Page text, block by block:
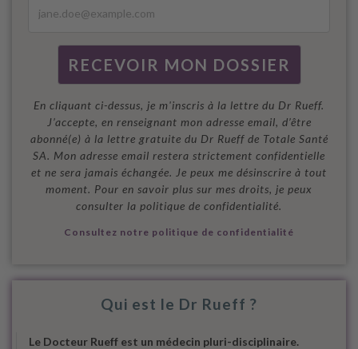
En cliquant ci-dessus, je m'inscris à la lettre du Dr Rueff.
J’accepte, en renseignant mon adresse email, d’être
abonné(e) à la lettre gratuite du Dr Rueff de Totale Santé
SA. Mon adresse email restera strictement confidentielle
et ne sera jamais échangée. Je peux me désinscrire à tout
moment. Pour en savoir plus sur mes droits, je peux
consulter la politique de confidentialité.
Consultez notre politique de confidentialité
Qui est le Dr Rueff ?
Le Docteur Rueff est un médecin pluri-disciplinaire.